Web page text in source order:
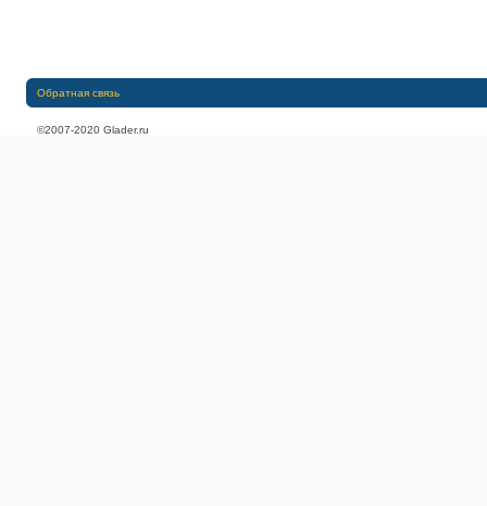
Обратная связь
©2007-2020 Glader.ru